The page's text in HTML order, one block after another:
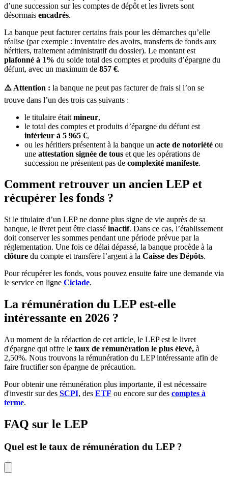
d’une succession sur les comptes de dépôt et les livrets sont
désormais encadrés.
La banque peut facturer certains frais pour les démarches qu’elle
réalise (par exemple : inventaire des avoirs, transferts de fonds aux
héritiers, traitement administratif du dossier). Le montant est
plafonné à 1% du solde total des comptes et produits d’épargne du
défunt, avec un maximum de 857 €.
⚠️ Attention : la banque ne peut pas facturer de frais si l’on se
trouve dans l’un des trois cas suivants :
le titulaire était mineur,
le total des comptes et produits d’épargne du défunt est
inférieur à 5 965 €,
ou les héritiers présentent à la banque un acte de notoriété ou
une attestation signée de tous et que les opérations de
succession ne présentent pas de complexité manifeste.
Comment retrouver un ancien LEP et
récupérer les fonds ?
Si le titulaire d’un LEP ne donne plus signe de vie auprès de sa
banque, le livret peut être classé inactif. Dans ce cas, l’établissement
doit conserver les sommes pendant une période prévue par la
réglementation. Une fois ce délai dépassé, la banque procède à la
clôture du compte et transfère l’argent à la Caisse des Dépôts.
Pour récupérer les fonds, vous pouvez ensuite faire une demande via
le service en ligne Ciclade.
La rémunération du LEP est-elle
intéressante en 2026 ?
Au moment de la rédaction de cet article, le LEP est le livret
d'épargne qui offre le taux de rémunération le plus élevé, à
2,50%. Nous trouvons la rémunération du LEP intéressante afin de
faire fructifier son épargne de précaution.
Pour obtenir une rémunération plus importante, il est nécessaire
d'investir sur des SCPI, des ETF ou encore sur des comptes à
terme.
FAQ sur le LEP
Quel est le taux de rémunération du LEP ?